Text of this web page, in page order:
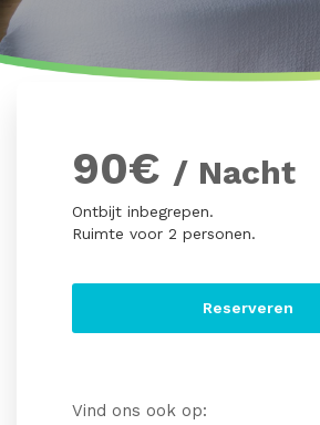
90€ / Nacht
Ontbijt inbegrepen.
Ruimte voor 2 personen.
Reserveren
Vind ons ook op: